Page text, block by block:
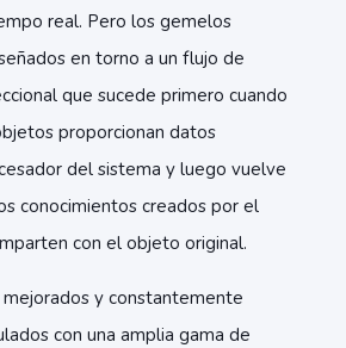
real. Pero los gemelos
en torno a un flujo de
que sucede primero cuando
proporcionan datos
del sistema y luego vuelve
conocimientos creados por el
con el objeto original.
y constantemente
con una amplia gama de